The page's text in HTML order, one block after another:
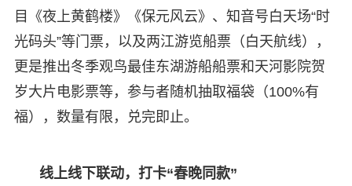
目《夜上黄鹤楼》《保元风云》、知音号白天场“时
光码头”等门票，以及两江游览船票（白天航线），
更是推出冬季观鸟最佳东湖游船船票和天河影院贺
岁大片电影票等，参与者随机抽取福袋（100%有
福），数量有限，兑完即止。
线上线下联动，打卡“春晚同款”